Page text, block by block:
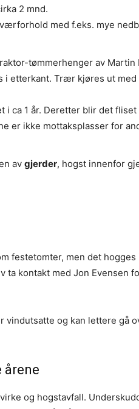
2 mnd.
med f.eks. mye
tømmerhenger av Martin
i etterkant. Trær kjøres ut med
ca 1 år. Deretter blir det fliset
er ikke mottaksplasser for
av gjerder, hogst innenfor
festetomter, men det hogges
kontakt med Jon Evensen
og kan lettere gå
årene
og hogstavfall.